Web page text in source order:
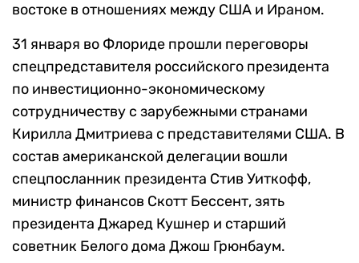
востоке в отношениях между США и Ираном.
31 января во Флориде прошли переговоры
спецпредставителя российского президента
по инвестиционно-экономическому
сотрудничеству с зарубежными странами
Кирилла Дмитриева с представителями США. В
состав американской делегации вошли
спецпосланник президента Стив Уиткофф,
министр финансов Скотт Бессент, зять
президента Джаред Кушнер и старший
советник Белого дома Джош Грюнбаум.